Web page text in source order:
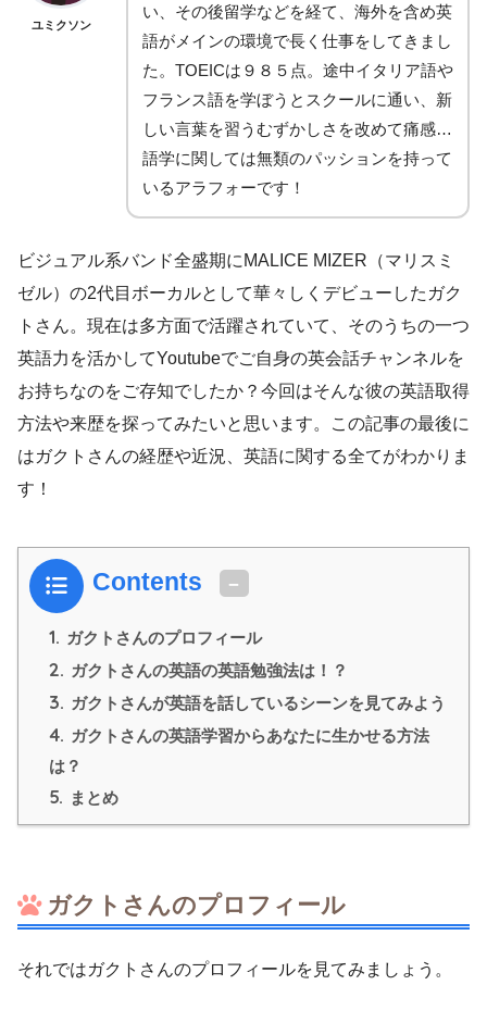
ユミクソン
い、その後留学などを経て、海外を含め英
語がメインの環境で長く仕事をしてきまし
た。TOEICは９８５点。途中イタリア語や
フランス語を学ぼうとスクールに通い、新
しい言葉を習うむずかしさを改めて痛感…
語学に関しては無類のパッションを持って
いるアラフォーです！
ビジュアル系バンド全盛期にMALICE MIZER（マリスミ
ゼル）の2代目ボーカルとして華々しくデビューしたガク
トさん。現在は多方面で活躍されていて、そのうちの一つ
英語力を活かしてYoutubeでご自身の英会話チャンネルを
お持ちなのをご存知でしたか？今回はそんな彼の英語取得
方法や来歴を探ってみたいと思います。この記事の最後に
はガクトさんの経歴や近況、英語に関する全てがわかりま
す！
Contents
1. ガクトさんのプロフィール
2. ガクトさんの英語の英語勉強法は！？
3. ガクトさんが英語を話しているシーンを見てみよう
4. ガクトさんの英語学習からあなたに生かせる方法
は？
5. まとめ
ガクトさんのプロフィール
それではガクトさんのプロフィールを見てみましょう。